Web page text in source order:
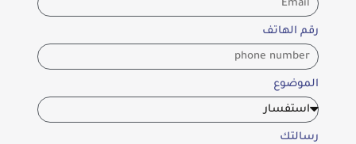
رقم الهاتف
الموضوع
رسالتك